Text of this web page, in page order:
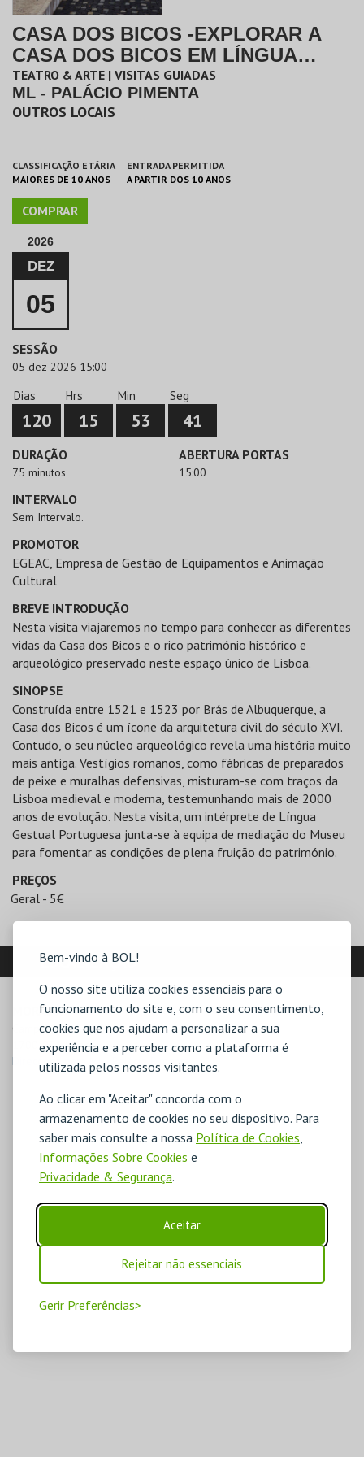
Bem-vindo à BOL!
O nosso site utiliza cookies essenciais para o
funcionamento do site e, com o seu consentimento,
cookies que nos ajudam a personalizar a sua
experiência e a perceber como a plataforma é
utilizada pelos nossos visitantes.
Ao clicar em "Aceitar" concorda com o
armazenamento de cookies no seu dispositivo. Para
saber mais consulte a nossa Política de Cookies,
Informações Sobre Cookies e
Privacidade & Segurança.
Aceitar
Rejeitar não essenciais
Gerir Preferências
CASA DOS BICOS -EXPLORAR A
CASA DOS BICOS EM LÍNGUA
GESTUAL PORTUGUESA
TEATRO & ARTE | VISITAS GUIADAS
ML - PALÁCIO PIMENTA
OUTROS LOCAIS
CLASSIFICAÇÃO ETÁRIA
MAIORES DE 10 ANOS
ENTRADA PERMITIDA
A PARTIR DOS 10 ANOS
COMPRAR
2026
DEZ
05
SESSÃO
05 dez 2026 15:00
Dias
120
Hrs
15
Min
53
Seg
41
DURAÇÃO
75 minutos
ABERTURA PORTAS
15:00
INTERVALO
Sem Intervalo.
PROMOTOR
EGEAC, Empresa de Gestão de Equipamentos e Animação
Cultural
BREVE INTRODUÇÃO
Nesta visita viajaremos no tempo para conhecer as diferentes
vidas da Casa dos Bicos e o rico património histórico e
arqueológico preservado neste espaço único de Lisboa.
SINOPSE
Construída entre 1521 e 1523 por Brás de Albuquerque, a
Casa dos Bicos é um ícone da arquitetura civil do século XVI.
Contudo, o seu núcleo arqueológico revela uma história muito
mais antiga. Vestígios romanos, como fábricas de preparados
de peixe e muralhas defensivas, misturam-se com traços da
Lisboa medieval e moderna, testemunhando mais de 2000
anos de evolução. Nesta visita, um intérprete de Língua
Gestual Portuguesa junta-se à equipa de mediação do Museu
para fomentar as condições de plena fruição do património.
PREÇOS
Geral - 5€
LOCALIZAÇÃO
MORADA
Campo Grande, 245
1700-091 Lisboa
Direcções para ML - Palácio Pimenta